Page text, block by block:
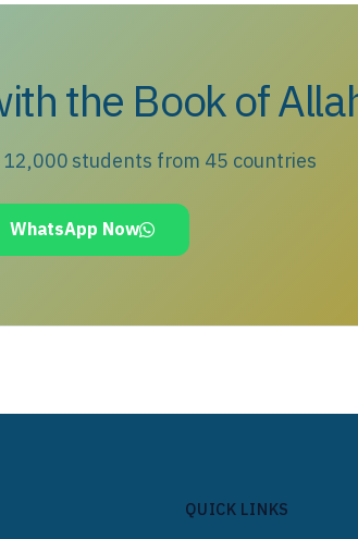
the Book of
students from 45 countries
WhatsApp Now
QUICK LINKS